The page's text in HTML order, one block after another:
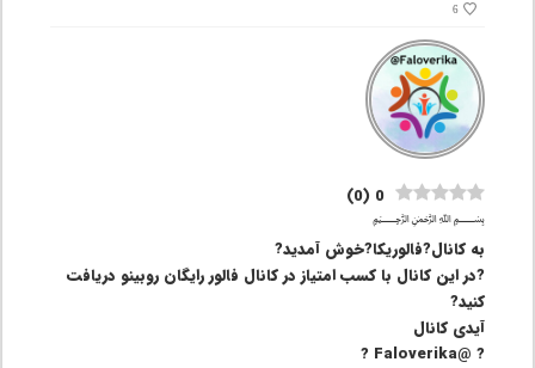
6
0
(
0
)
﷽
به کانال?فالوریکا?خوش آمدید?
?در این کانال با کسب امتیاز در کانال فالور رایگان روبینو دریافت
کنید?
آیدی کانال
? @Faloverika ?